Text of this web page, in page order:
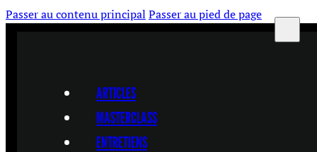
Passer au contenu principal Passer au pied de page
ARTICLES
MASTERCLASS
ENTRETIENS